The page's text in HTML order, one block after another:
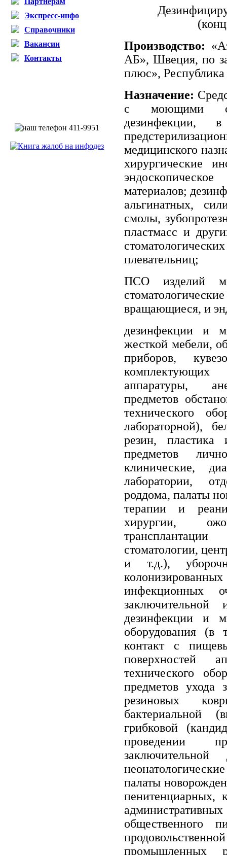
Экспресс-инфо
Справочники
Вакансии
Контакты
Производство:
АБ», Швеция, по
плюс»,
Назначение:
с моющими
медицинского
хирургические
материалов;
альгинатных,
смолы,
пластмасс и
плевательниц;
ПСО изделий
вращающиеся, и
дезинфекции и
жесткой мебели,
приборов,
комплектующих
аппаратуры,
предметов
технического
лабораторной),
резин, пластика
предметов
клинические,
лаборатории,
роддома, палаты
терапии и
хирургии,
стоматологии,
и т.д.),
инфекционных
заключительной
дезинфекции и
оборудования (в
контакт с
поверхностей
технического
предметов ухода
резиновых
бактериальной
грибковой
проведении
палаты
пенитенциарных,
общественного
промышленных